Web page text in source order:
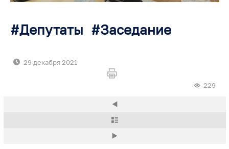
Депутаты Заседание
29 декабря 2021
229